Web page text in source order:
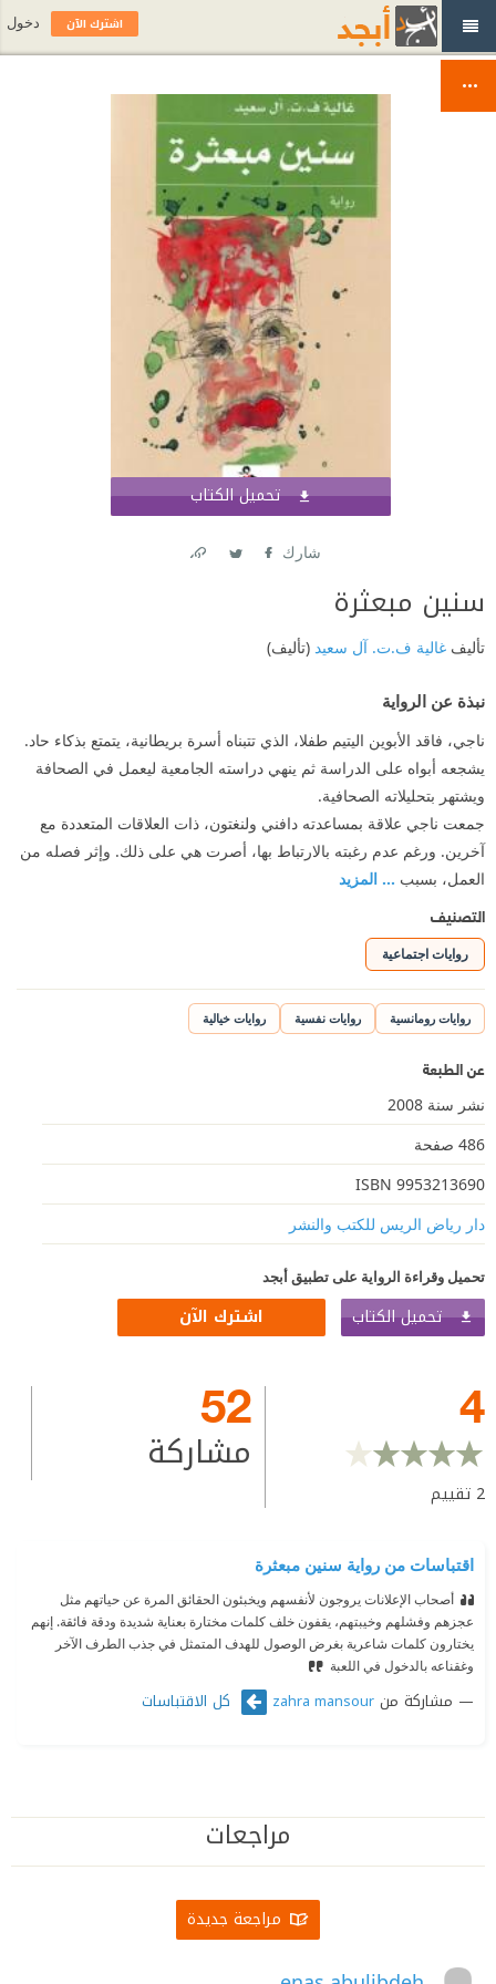
تحميل الكتاب
شارك
سنين مبعثرة
تأليف غالية ف.ت. آل سعيد (تأليف)
نبذة عن الرواية
ناجي، فاقد الأبوين اليتيم طفلا، الذي تتبناه أسرة بريطانية، يتمتع بذكاء حاد.
يشجعه أبواه على الدراسة ثم ينهي دراسته الجامعية ليعمل في الصحافة
ويشتهر بتحليلاته الصحافية.
جمعت ناجي علاقة بمساعدته دافني ولنغتون، ذات العلاقات المتعددة مع
آخرين. ورغم عدم رغبته بالارتباط بها، أصرت هي على ذلك. وإثر فصله من
العمل، بسبب ... المزيد
التصنيف
روايات اجتماعية
روايات رومانسية روايات نفسية روايات خيالية
عن الطبعة
نشر سنة 2008
486 صفحة
ISBN 9953213690
دار رياض الريس للكتب والنشر
تحميل وقراءة الرواية على تطبيق أبجد
تحميل الكتاب اشترك الآن
4
2 تقييم
52
مشاركة
اقتباسات من رواية سنين مبعثرة
أصحاب الإعلانات يروجون لأنفسهم ويخبئون الحقائق المرة عن حياتهم مثل
عجزهم وفشلهم وخيبتهم، يقفون خلف كلمات مختارة بعناية شديدة ودقة فائقة. إنهم
يختارون كلمات شاعرية بغرض الوصول للهدف المتمثل في جذب الطرف الآخر
وغقناعه بالدخول في اللعبة
مشاركة من zahra mansour كل الاقتباسات
مراجعات
مراجعة جديدة
اشترك الآن دخول